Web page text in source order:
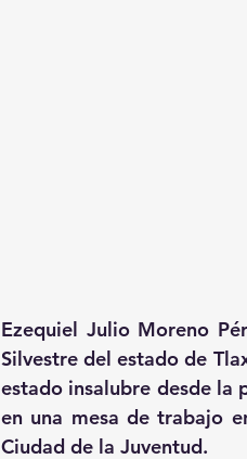
Ezequiel Julio Moreno
Silvestre del estado de
estado insalubre desde la
en una mesa de trabajo
Ciudad de la Juventud.